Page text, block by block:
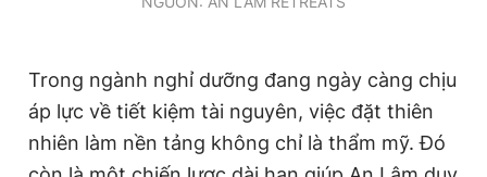
Trong ngành nghỉ dưỡng đang ngày càng chịu
áp lực về tiết kiệm tài nguyên, việc đặt thiên
nhiên làm nền tảng không chỉ là thẩm mỹ. Đó